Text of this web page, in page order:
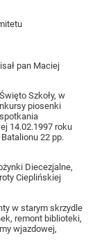
pan Maciej
Szkoły, w
piosenki
14.02.1997 roku
22 pp.
Diecezjalne,
Cieplińskiej
w starym skrzydle
remont biblioteki,
wjazdowej,